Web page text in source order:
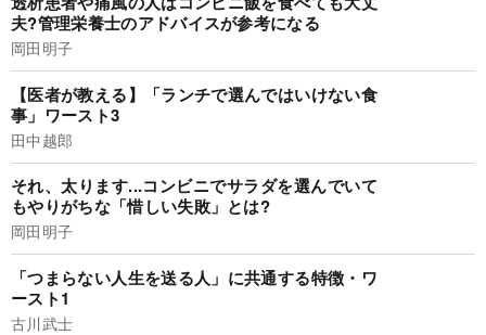
夫?管理栄養士のアドバイスが参考になる
岡田明子
【医者が教える】「ランチで選んではいけない食
事」ワースト3
田中越郎
それ、太ります...コンビニでサラダを選んでいて
もやりがちな「惜しい失敗」とは?
岡田明子
「つまらない人生を送る人」に共通する特徴・ワ
ースト1
古川武士